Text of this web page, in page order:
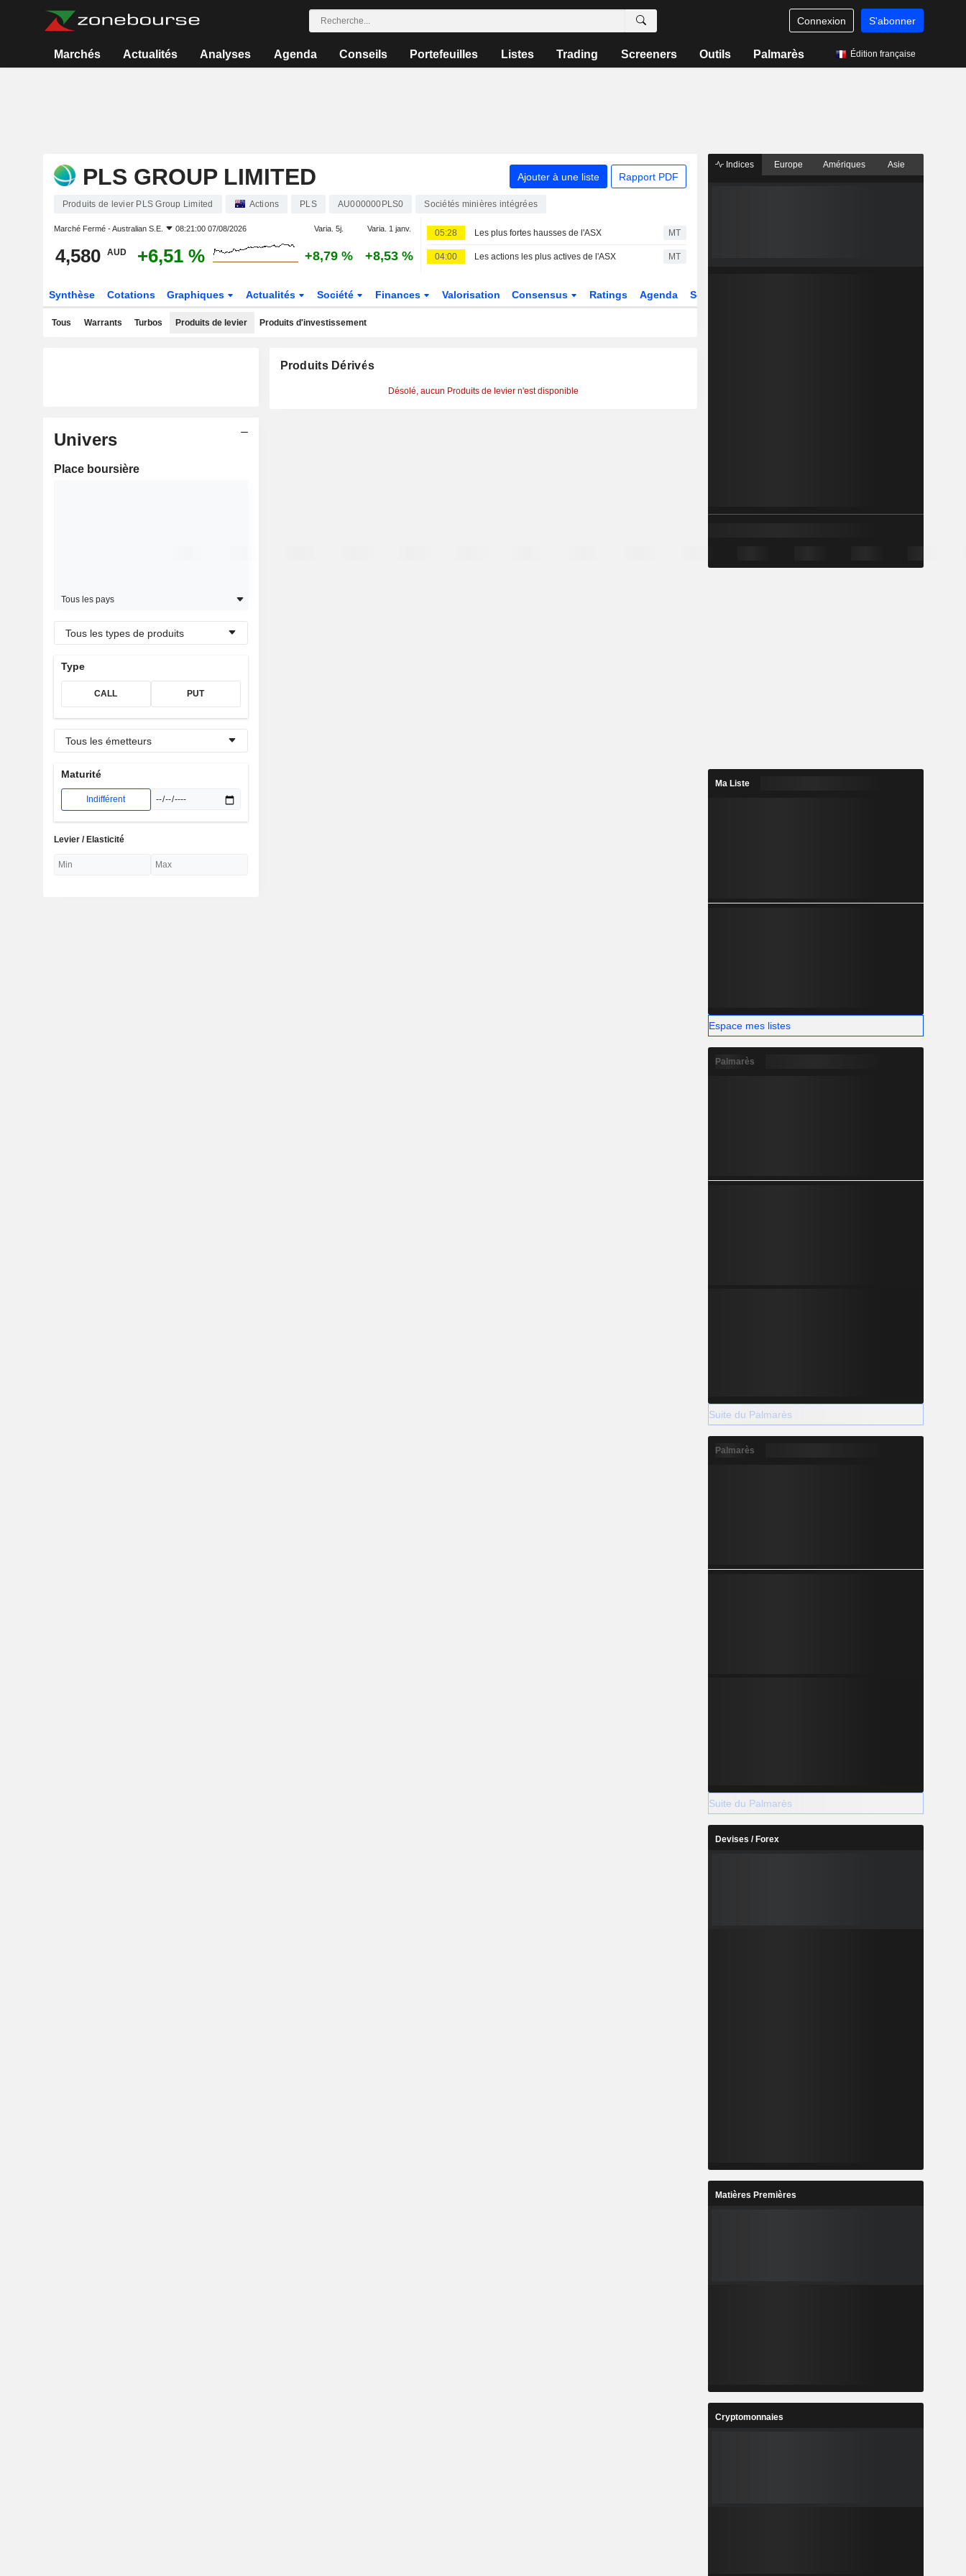
Connexion S'abonner
Marchés Actualités Analyses Agenda Conseils Portefeuilles Listes Trading Screeners Outils Palmarès Édition française
PLS GROUP LIMITED Ajouter à une liste Rapport PDF
Produits de levier PLS Group Limited Actions PLS AU000000PLS0 Sociétés minières intégrées
Marché Fermé -Australian S.E. 08:21:00 07/08/2026 Varia. 5j. Varia. 1 janv.
4,580 AUD +6,51 % +8,79 % +8,53 %
05:28 Les plus fortes hausses de l'ASX MT
04:00 Les actions les plus actives de l'ASX MT
Synthèse Cotations Graphiques Actualités Société Finances Valorisation Consensus Ratings Agenda Secteur
Tous Warrants Turbos Produits de levier Produits d'investissement
Univers
Place boursière
Tous les pays
Tous les types de produits
Type
CALL PUT
Tous les émetteurs
Maturité
Indifférent
Levier / Elasticité
Produits Dérivés
Désolé, aucun Produits de levier n'est disponible
Indices Europe Amériques Asie
Ma Liste
Espace mes listes
Palmarès
Suite du Palmarès
Palmarès
Suite du Palmarès
Devises / Forex
Matières Premières
Cryptomonnaies